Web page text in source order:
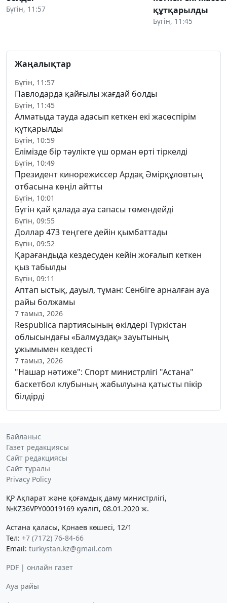
Бүгін, 11:57
құтқарылды
Бүгін, 11:45
Жаңалықтар
Бүгін, 11:57
Павлодарда қайғылы жағдай болды
Бүгін, 11:45
Алматыда тауда адасып кеткен екі жасөспірім
құтқарылды
Бүгін, 10:59
Елімізде бір тәулікте үш орман өрті тіркелді
Бүгін, 10:49
Президент кинорежиссер Ардақ Әмірқұловтың
отбасына көңіл айтты
Бүгін, 10:01
Бүгін қай қалада ауа сапасы төмендейді
Бүгін, 09:55
Доллар 473 теңгеге дейін қымбаттады
Бүгін, 09:52
Қарағандыда кездесуден кейін жоғалып кеткен
қыз табылды
Бүгін, 09:11
Аптап ыстық, дауыл, тұман: Сенбіге арналған ауа
райы болжамы
7 тамыз, 2026
Respublica партиясының өкілдері Түркістан
облысындағы «Балмұздақ» зауытының
ұжымымен кездесті
7 тамыз, 2026
"Нашар нәтиже": Спорт министрлігі "Астана"
баскетбол клубының жабылуына қатысты пікір
білдірді
Байланыс
Газет редакциясы
Сайт редакциясы
Сайт туралы
Privacy Policy
ҚР Ақпарат және қоғамдық даму министрлігі,
№KZ36VPY00019169 куәлігі, 08.01.2020 ж.
Астана қаласы, Қонаев көшесі, 12/1
Тел: +7 (7172) 76-84-66
Email: turkystan.kz@gmail.com
PDF | онлайн газет
Ауа райы